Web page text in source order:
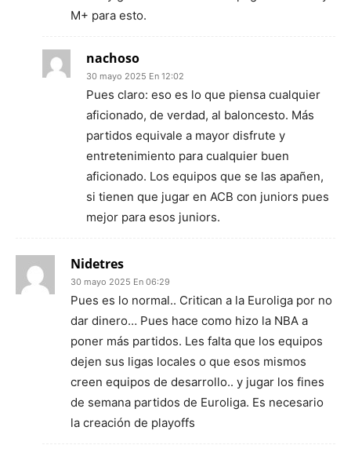
M+ para esto.
nachoso
30 mayo 2025 En 12:02
Pues claro: eso es lo que piensa cualquier
aficionado, de verdad, al baloncesto. Más
partidos equivale a mayor disfrute y
entretenimiento para cualquier buen
aficionado. Los equipos que se las apañen,
si tienen que jugar en ACB con juniors pues
mejor para esos juniors.
Nidetres
30 mayo 2025 En 06:29
Pues es lo normal.. Critican a la Euroliga por no
dar dinero… Pues hace como hizo la NBA a
poner más partidos. Les falta que los equipos
dejen sus ligas locales o que esos mismos
creen equipos de desarrollo.. y jugar los fines
de semana partidos de Euroliga. Es necesario
la creación de playoffs